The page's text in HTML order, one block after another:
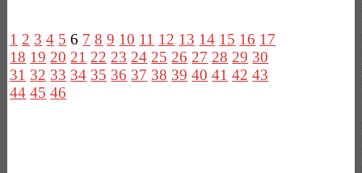
1 2 3 4 5 6 7 8 9 10 11 12 13 14 15 16 17
18 19 20 21 22 23 24 25 26 27 28 29 30
31 32 33 34 35 36 37 38 39 40 41 42 43
44 45 46